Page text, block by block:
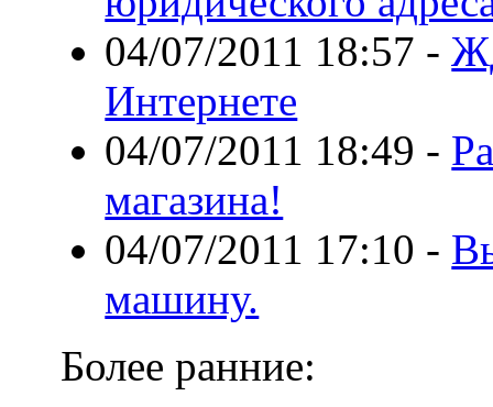
04/07/2011 18:57 -
Интернете
04/07/2011 18:49 -
магазина!
04/07/2011 17:10 -
машину.
Более ранние: